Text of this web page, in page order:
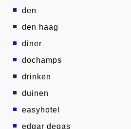
den
den haag
diner
dochamps
drinken
duinen
easyhotel
edgar degas